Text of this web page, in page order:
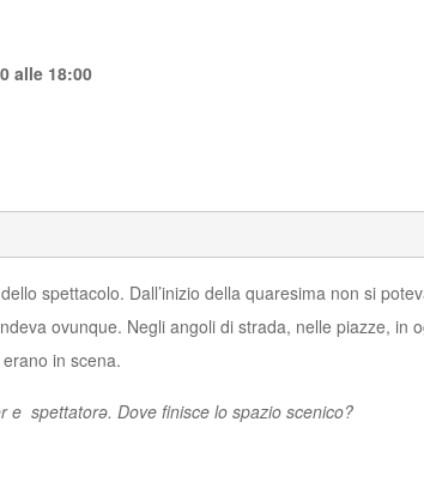
alle 18:00
spettacolo. Dall’inizio della quaresima non si
ovunque. Negli angoli di strada, nelle piazze,
in scena.
e spettatorə. Dove finisce lo spazio scenico?